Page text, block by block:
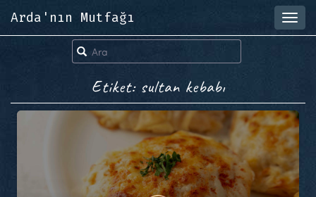
Arda'nın Mutfağı
Etiket: sultan kebabı